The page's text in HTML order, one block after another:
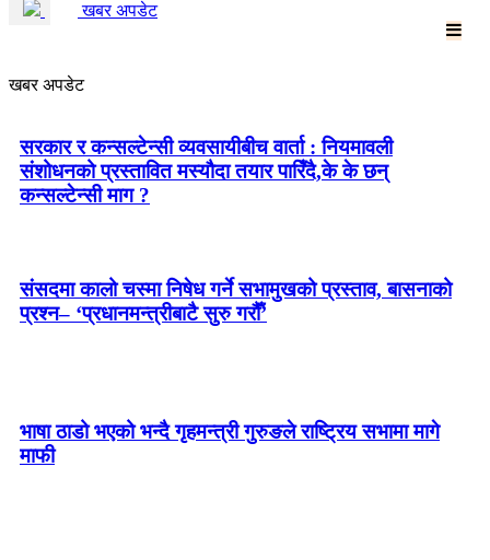
खबर अपडेट
खबर अपडेट
सरकार र कन्सल्टेन्सी व्यवसायीबीच वार्ता : नियमावली
संशोधनको प्रस्तावित मस्यौदा तयार पारिँदै,के के छन्
कन्सल्टेन्सी माग ?
संसदमा कालो चस्मा निषेध गर्ने सभामुखको प्रस्ताव, बासनाको
प्रश्न– ‘प्रधानमन्त्रीबाटै सुरु गरौँ’
भाषा ठाडो भएको भन्दै गृहमन्त्री गुरुङले राष्ट्रिय सभामा मागे
माफी